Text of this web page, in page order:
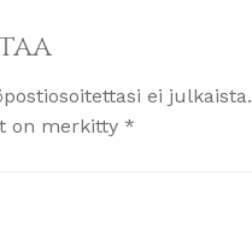
ei julkaista.
on merkitty *